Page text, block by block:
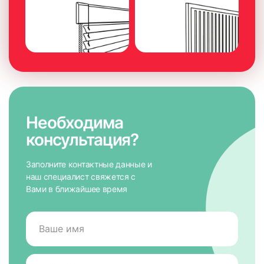
Необходима
консультация?
Заполните контактные данные и
наш специалист свяжется с
Вами в ближайшее время